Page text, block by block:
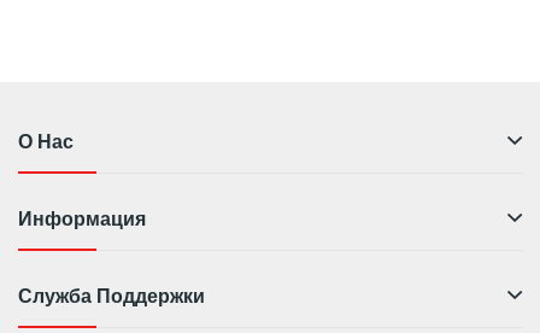
О Нас
Информация
Служба Поддержки